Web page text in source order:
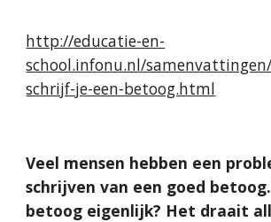
http://educatie-en-
school.infonu.nl/
schrijf-je-een-betoog.html
Veel mensen hebben een
schrijven van een goed
betoog eigenlijk? Het draait